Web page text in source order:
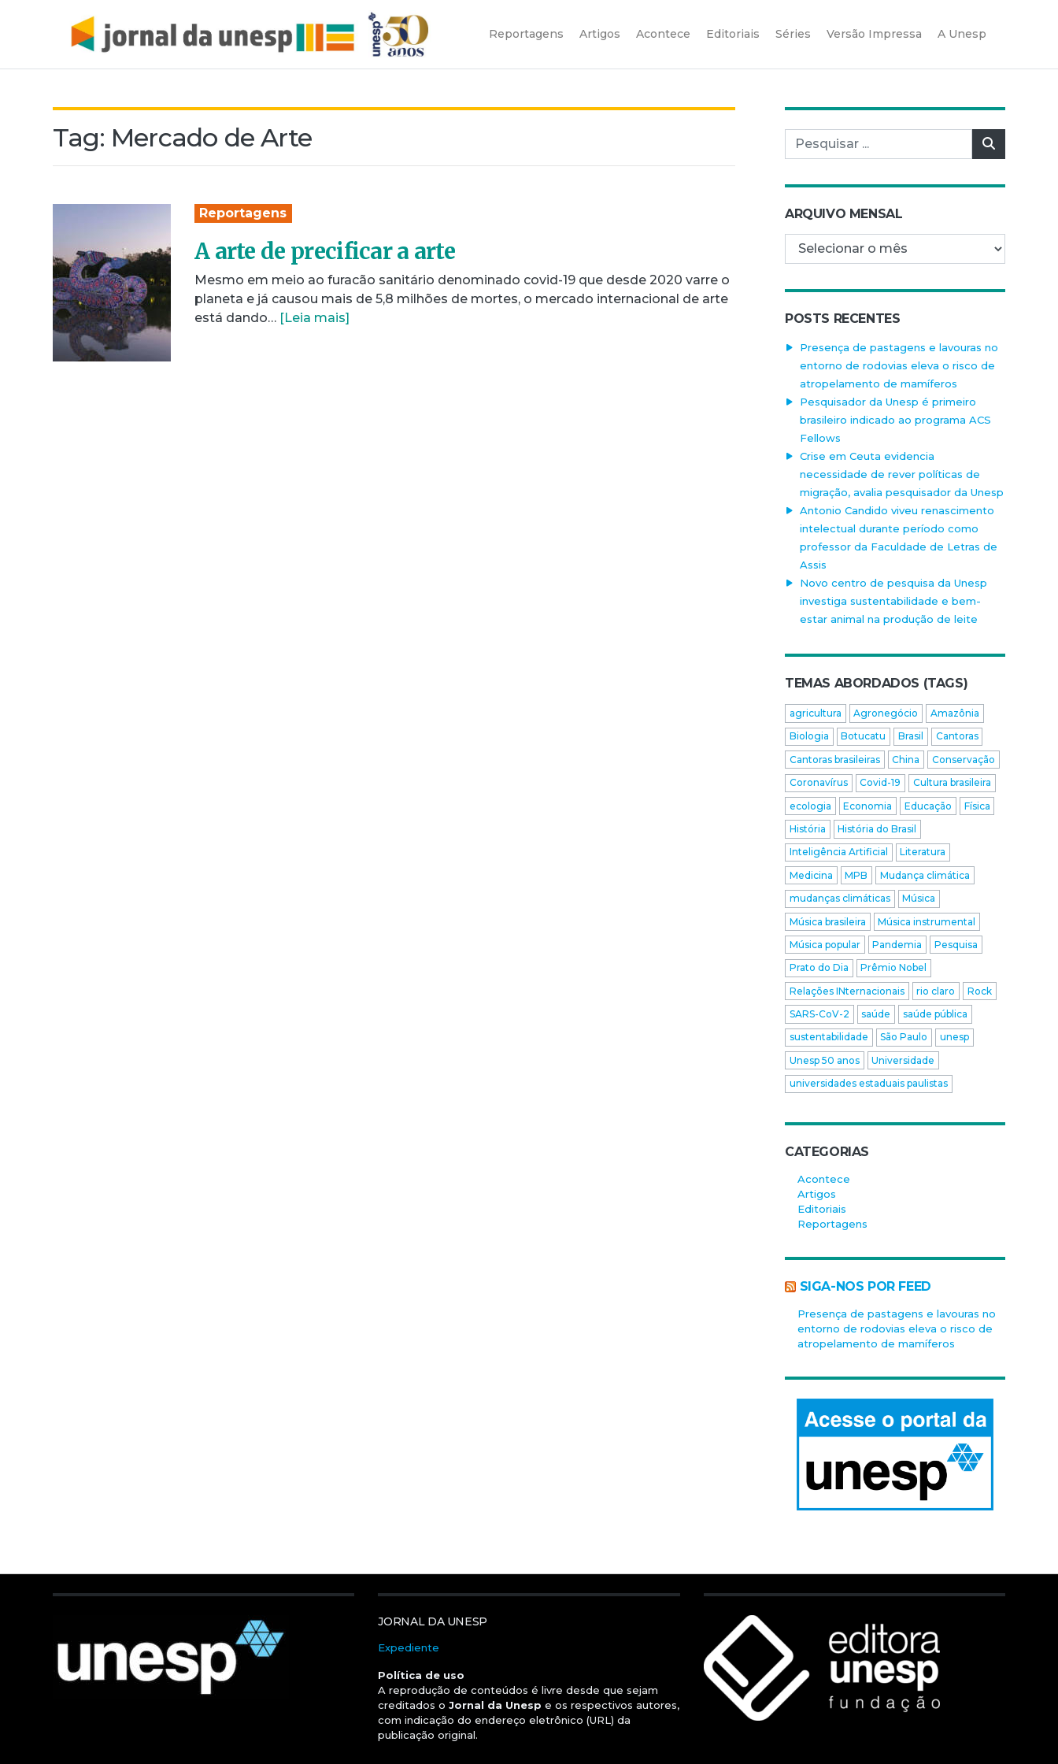
Reportagens Artigos Acontece Editoriais Séries Versão Impressa A Unesp
Tag: Mercado de Arte
Reportagens
A arte de precificar a arte
Mesmo em meio ao furacão sanitário denominado covid-19 que desde 2020 varre o
planeta e já causou mais de 5,8 milhões de mortes, o mercado internacional de arte
está dando… [Leia mais]
Pesquisar por:
ARQUIVO MENSAL
Arquivo mensal
POSTS RECENTES
Presença de pastagens e lavouras no
entorno de rodovias eleva o risco de
atropelamento de mamíferos
Pesquisador da Unesp é primeiro
brasileiro indicado ao programa ACS
Fellows
Crise em Ceuta evidencia
necessidade de rever políticas de
migração, avalia pesquisador da Unesp
Antonio Candido viveu renascimento
intelectual durante período como
professor da Faculdade de Letras de
Assis
Novo centro de pesquisa da Unesp
investiga sustentabilidade e bem-
estar animal na produção de leite
TEMAS ABORDADOS (TAGS)
agricultura Agronegócio
Amazônia
Biologia
Botucatu Brasil
Cantoras
Cantoras brasileiras
China
Conservação
Coronavírus
Covid-19
Cultura brasileira
ecologia
Economia Educação
Física
História
História do Brasil
Inteligência Artificial
Literatura
Medicina
MPB
Mudança climática
mudanças climáticas
Música
Música brasileira
Música instrumental
Música popular
Pandemia
Pesquisa
Prato do Dia
Prêmio Nobel
Relações INternacionais
rio claro
Rock
SARS-CoV-2
saúde
saúde pública
sustentabilidade
São Paulo
unesp
Unesp 50 anos
Universidade
universidades estaduais paulistas
CATEGORIAS
Acontece
Artigos
Editoriais
Reportagens
SIGA-NOS POR FEED
Presença de pastagens e lavouras no
entorno de rodovias eleva o risco de
atropelamento de mamíferos
JORNAL DA UNESP
Expediente
Política de uso
A reprodução de conteúdos é livre desde que sejam
creditados oJornal da Unesp e os respectivos autores,
com indicação do endereço eletrônico (URL) da
publicação original.